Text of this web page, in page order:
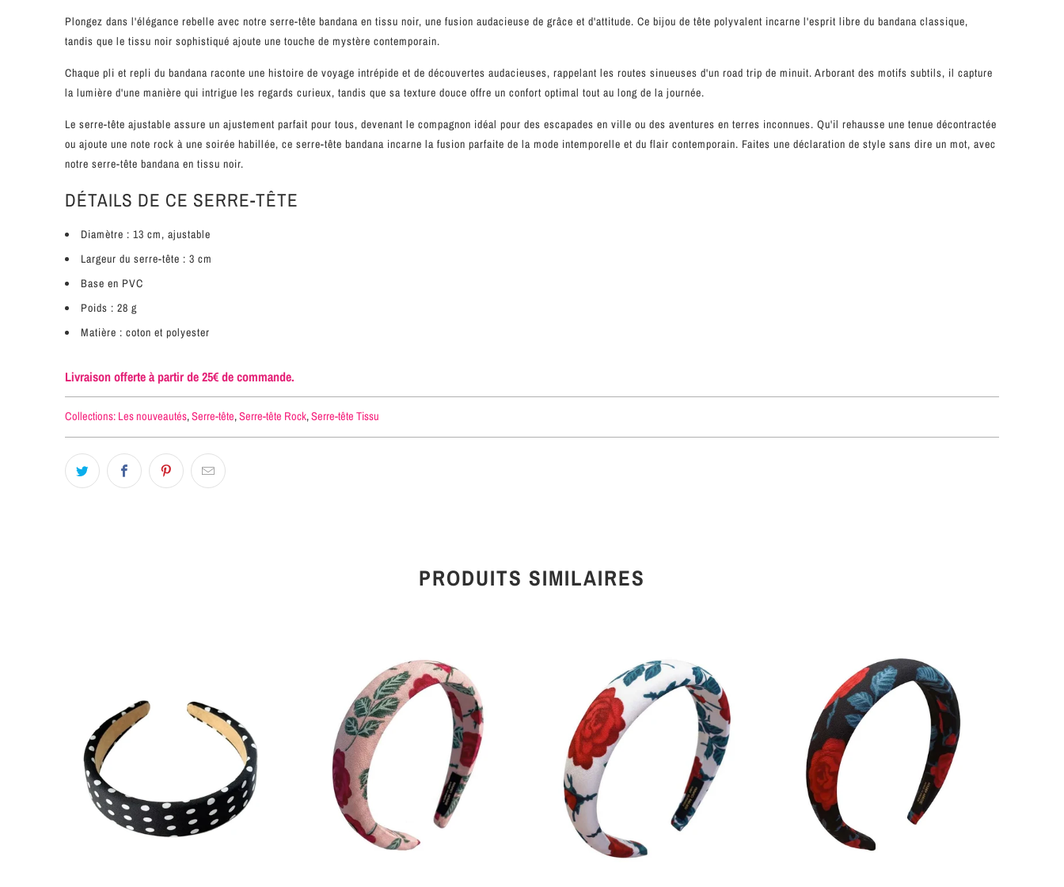
Plongez dans l'élégance rebelle avec notre serre-tête bandana en tissu noir, une fusion audacieuse de grâce et d'attitude. Ce bijou de tête polyvalent incarne l'esprit libre du bandana classique,
tandis que le tissu noir sophistiqué ajoute une touche de mystère contemporain.
Chaque pli et repli du bandana raconte une histoire de voyage intrépide et de découvertes audacieuses, rappelant les routes sinueuses d'un road trip de minuit. Arborant des motifs subtils, il capture
la lumière d'une manière qui intrigue les regards curieux, tandis que sa texture douce offre un confort optimal tout au long de la journée.
Le serre-tête ajustable assure un ajustement parfait pour tous, devenant le compagnon idéal pour des escapades en ville ou des aventures en terres inconnues. Qu'il rehausse une tenue décontractée
ou ajoute une note rock à une soirée habillée, ce serre-tête bandana incarne la fusion parfaite de la mode intemporelle et du flair contemporain. Faites une déclaration de style sans dire un mot, avec
notre serre-tête bandana en tissu noir.
DÉTAILS DE CE SERRE-TÊTE
Diamètre : 13 cm, ajustable
Largeur du serre-tête : 3 cm
Base en PVC
Poids : 28 g
Matière : coton et polyester
Livraison offerte à partir de 25€ de commande.
Collections: Les nouveautés,Serre-tête,Serre-tête Rock,Serre-tête Tissu
PRODUITS SIMILAIRES